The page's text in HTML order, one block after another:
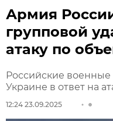
Армия
групповой
атаку по
Российские
Украине в ответ на
12:24 23.09.2025